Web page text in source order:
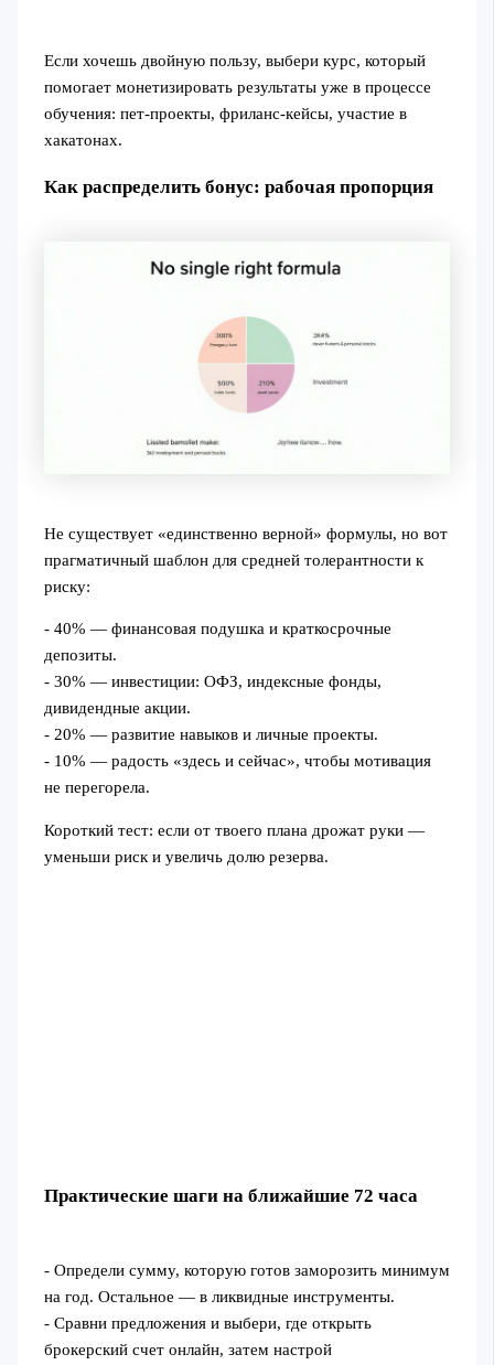
Если хочешь двойную пользу, выбери курс, который
помогает монетизировать результаты уже в процессе
обучения: пет‑проекты, фриланс‑кейсы, участие в
хакатонах.
Как распределить бонус: рабочая пропорция
Не существует «единственно верной» формулы, но вот
прагматичный шаблон для средней толерантности к
риску:
- 40% — финансовая подушка и краткосрочные
депозиты.
- 30% — инвестиции: ОФЗ, индексные фонды,
дивидендные акции.
- 20% — развитие навыков и личные проекты.
- 10% — радость «здесь и сейчас», чтобы мотивация
не перегорела.
Короткий тест: если от твоего плана дрожат руки —
уменьши риск и увеличь долю резерва.
Практические шаги на ближайшие 72 часа
- Определи сумму, которую готов заморозить минимум
на год. Остальное — в ликвидные инструменты.
- Сравни предложения и выбери, где открыть
брокерский счет онлайн, затем настрой